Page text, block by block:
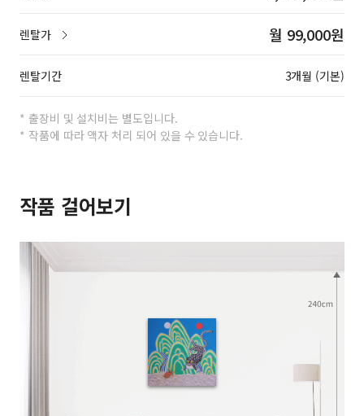
렌탈가 월 99,000원
렌탈기간 3개월 (기본)
* 출장비 및 설치비는 별도입니다.
* 작품에 따라 액자 처리 되어 있을 수 있습니다.
작품 걸어보기